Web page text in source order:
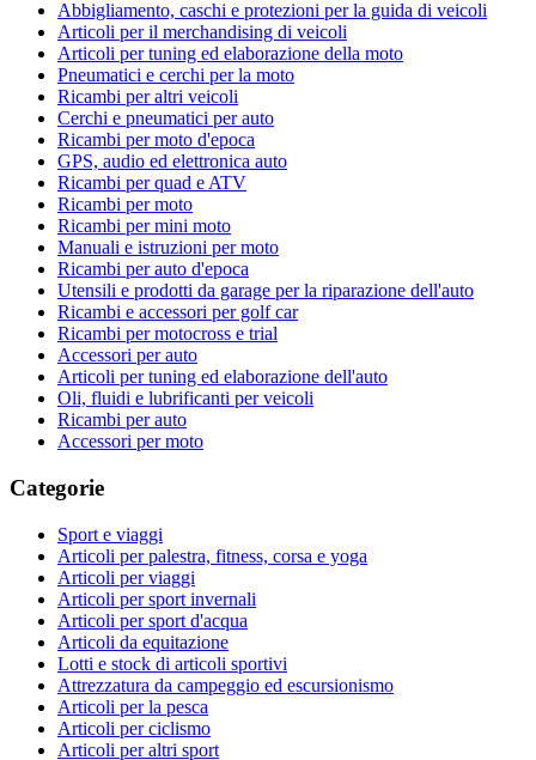
Abbigliamento, caschi e protezioni per la guida di veicoli
Articoli per il merchandising di veicoli
Articoli per tuning ed elaborazione della moto
Pneumatici e cerchi per la moto
Ricambi per altri veicoli
Cerchi e pneumatici per auto
Ricambi per moto d'epoca
GPS, audio ed elettronica auto
Ricambi per quad e ATV
Ricambi per moto
Ricambi per mini moto
Manuali e istruzioni per moto
Ricambi per auto d'epoca
Utensili e prodotti da garage per la riparazione dell'auto
Ricambi e accessori per golf car
Ricambi per motocross e trial
Accessori per auto
Articoli per tuning ed elaborazione dell'auto
Oli, fluidi e lubrificanti per veicoli
Ricambi per auto
Accessori per moto
Categorie
Sport e viaggi
Articoli per palestra, fitness, corsa e yoga
Articoli per viaggi
Articoli per sport invernali
Articoli per sport d'acqua
Articoli da equitazione
Lotti e stock di articoli sportivi
Attrezzatura da campeggio ed escursionismo
Articoli per la pesca
Articoli per ciclismo
Articoli per altri sport